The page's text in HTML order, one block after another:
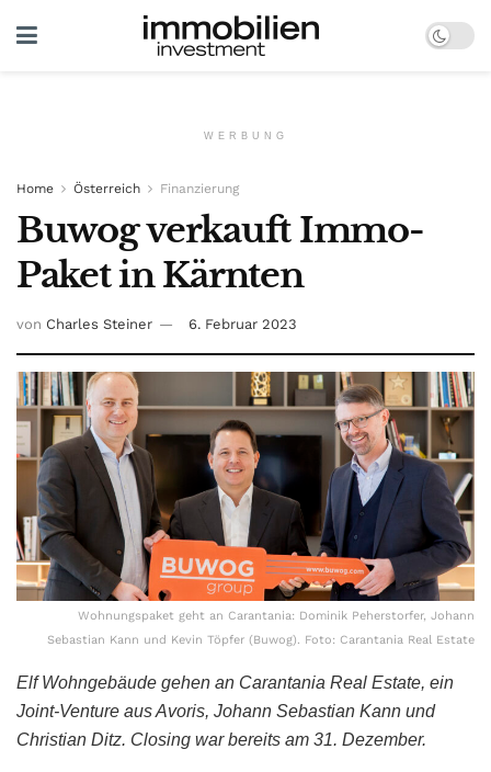
WERBUNG
Home Österreich Finanzierung
Buwog verkauft Immo-
Paket in Kärnten
von Charles Steiner 6. Februar 2023
Wohnungspaket geht an Carantania: Dominik Peherstorfer, Johann
Sebastian Kann und Kevin Töpfer (Buwog). Foto: Carantania Real Estate
Elf Wohngebäude gehen an Carantania Real Estate, ein
Joint-Venture aus Avoris, Johann Sebastian Kann und
Christian Ditz. Closing war bereits am 31. Dezember.